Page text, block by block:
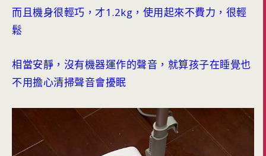
而且機身很輕巧，才1.2kg，使用起來不費力，很輕
鬆
相當安靜，沒有機器運作的聲音，就算孩子在睡覺也
不用擔心清掃聲音會擾眠